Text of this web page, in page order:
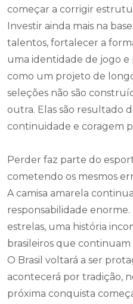
começar a corrigir
Investir ainda mais na
talentos, fortalecer a
uma identidade de jogo
como um projeto de
seleções não são
outra. Elas são resultado
continuidade e coragem
Perder faz parte do
cometendo os mesmos
A camisa amarela
responsabilidade
estrelas, uma história
brasileiros que
O Brasil voltará a ser
acontecerá por tradição,
próxima conquista